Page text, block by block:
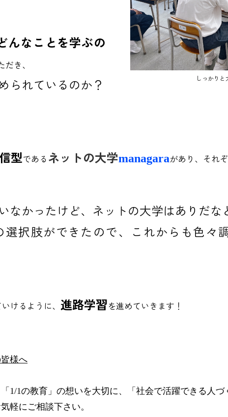
しっかりと
んなことを学ぶの
き、
られているのか？
型である ネットの大学managaraがあり、それ
なかったけど、ネットの大学はありだな
選択肢ができたので、これからも色々
けるように、 進路学習を進めていきます！
様へ
1/1の教育」の想いを大切に、
「社会で活躍できる人
軽にご相談下さい。